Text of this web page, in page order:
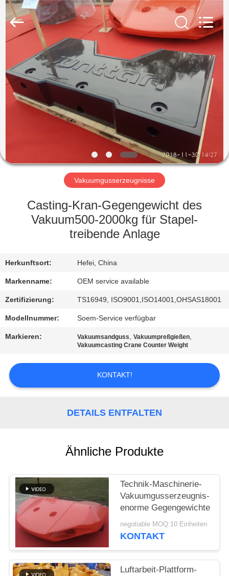
HAUS
PRODUKTE
FABRIK-
AUSFLUG
QUALITÄTSKONTROLLE
SIE
MIT
UNS
IN
VERBINDUNG
NACHRICHTEN
SITEMAP
PRIVACY
POLICY
Forging
Factory.
Rights
Reserved.
Developed
Vakuumgusserzeugnisse
Casting-Kran-Gegengewicht des
Vakuum500-2000kg für Stapel-
treibende Anlage
Herkunftsort: Hefei, China
Markenname: OEM service available
Zertifizierung: TS16949, ISO9001,ISO14001,OHSAS18001
Modellnummer: Soem-Service verfügbar
Markieren: Vakuumsandguss,Vakuumpreßgießen,
Vakuumcasting Crane Counter Weight
KONTAKT!
DETAILS ENTFALTEN
Ähnliche Produkte
Technik-Maschinerie-
Vakuumgusserzeugnis-
enorme Gegengewichte
negotiable MOQ:10 Einheiten
KONTAKT
Luftarbeit-Plattform-